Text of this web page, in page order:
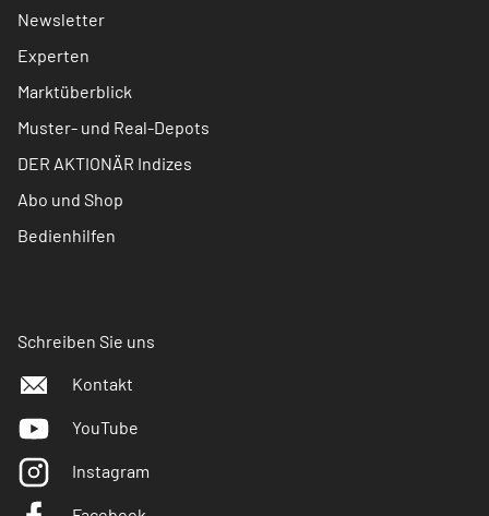
Newsletter
Experten
Marktüberblick
Muster- und Real-Depots
DER AKTIONÄR Indizes
Abo und Shop
Bedienhilfen
Schreiben Sie uns
Kontakt
YouTube
Instagram